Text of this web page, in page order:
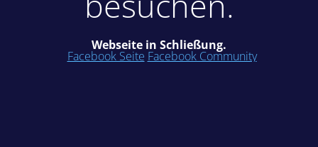
Webseite in Schließung.
Facebook Seite Facebook Community